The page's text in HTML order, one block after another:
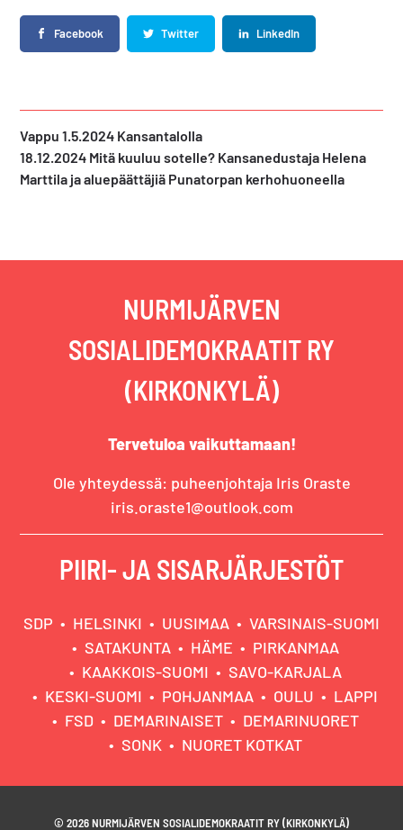
Facebook Twitter LinkedIn
Edellinen
artikkeli:
Vappu 1.5.2024 Kansantalolla
Seuraava
artikkeli:
18.12.2024 Mitä kuuluu sotelle? Kansanedustaja Helena
Marttila ja aluepäättäjiä Punatorpan kerhohuoneella
NURMIJÄRVEN
SOSIALIDEMOKRAATIT RY
(KIRKONKYLÄ)
Tervetuloa vaikuttamaan!
Ole yhteydessä: puheenjohtaja Iris Oraste
iris.oraste1@outlook.com
PIIRI- JA SISARJÄRJESTÖT
SDP HELSINKI UUSIMAA
VARSINAIS-SUOMI
SATAKUNTA
HÄME
PIRKANMAA
KAAKKOIS-SUOMI
SAVO-KARJALA
KESKI-SUOMI
POHJANMAA OULU
LAPPI
FSD
DEMARINAISET
DEMARINUORET
SONK
NUORET KOTKAT
© 2026 NURMIJÄRVEN SOSIALIDEMOKRAATIT RY (KIRKONKYLÄ)